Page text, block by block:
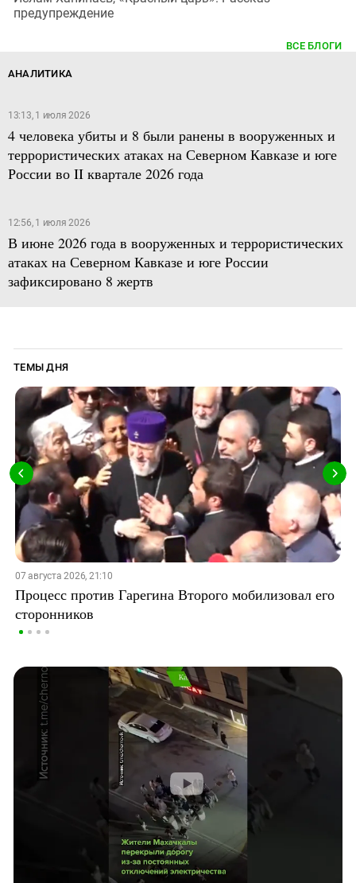
предупреждение
ВСЕ БЛОГИ
АНАЛИТИКА
13:13, 1 июля 2026
4 человека убиты и 8 были ранены в вооруженных и
террористических атаках на Северном Кавказе и юге
России во II квартале 2026 года
12:56, 1 июля 2026
В июне 2026 года в вооруженных и террористических
атаках на Северном Кавказе и юге России
зафиксировано 8 жертв
ТЕМЫ ДНЯ
07 августа 2026, 21:10
Процесс против Гарегина Второго мобилизовал его
сторонников